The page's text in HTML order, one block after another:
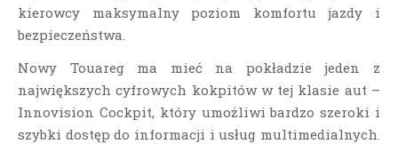
kierowcy maksymalny poziom komfortu jazdy i
bezpieczeństwa.
Nowy Touareg ma mieć na pokładzie jeden z
największych cyfrowych kokpitów w tej klasie aut –
Innovision Cockpit, który umożliwi bardzo szeroki i
szybki dostęp do informacji i usług multimedialnych.